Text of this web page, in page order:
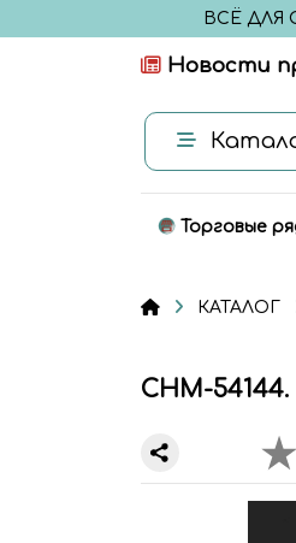
ВСЁ
Новости
Торговые
КАТАЛОГ
CHM-